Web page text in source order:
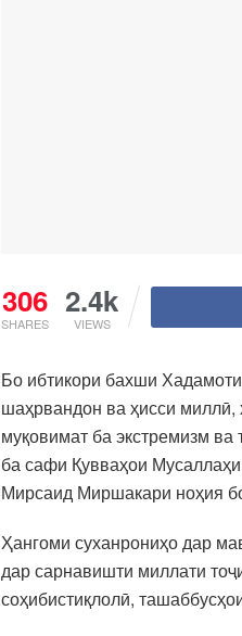
306
SHARES
2.4k
VIEWS
Бо ибтикори бахши
шаҳрвандон ва ҳисси
муқовимат ба экстремизм
ба сафи Қувваҳои
Мирсаид Миршакари ноҳия
Ҳангоми суханрониҳо дар
дар сарнавишти миллати
соҳибистиқлолӣ,